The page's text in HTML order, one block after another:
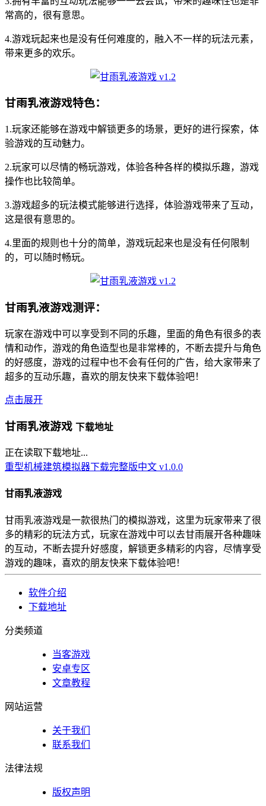
常高的，很有意思。
4.游戏玩起来也是没有任何难度的，融入不一样的玩法元素，
带来更多的欢乐。
甘雨乳液游戏特色：
1.玩家还能够在游戏中解锁更多的场景，更好的进行探索，体
验游戏的互动魅力。
2.玩家可以尽情的畅玩游戏，体验各种各样的模拟乐趣，游戏
操作也比较简单。
3.游戏超多的玩法模式能够进行选择，体验游戏带来了互动，
这是很有意思的。
4.里面的规则也十分的简单，游戏玩起来也是没有任何限制
的，可以随时畅玩。
甘雨乳液游戏测评：
玩家在游戏中可以享受到不同的乐趣，里面的角色有很多的表
情和动作，游戏的角色造型也是非常棒的，不断去提升与角色
的好感度，游戏的过程中也不会有任何的广告，给大家带来了
超多的互动乐趣，喜欢的朋友快来下载体验吧！
点击展开
甘雨乳液游戏 下载地址
正在读取下载地址...
重型机械建筑模拟器下载完整版中文 v1.0.0
甘雨乳液游戏
甘雨乳液游戏是一款很热门的模拟游戏，这里为玩家带来了很
多的精彩的玩法方式，玩家在游戏中可以去甘雨展开各种趣味
的互动，不断去提升好感度，解锁更多精彩的内容，尽情享受
游戏的趣味，喜欢的朋友快来下载体验吧！
软件介绍
下载地址
分类频道
当客游戏
安卓专区
文章教程
网站运营
关于我们
联系我们
法律法规
版权声明